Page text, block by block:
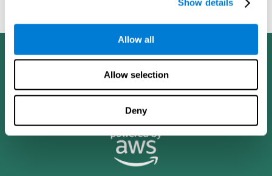
Show details
Allow all
Allow selection
Deny
Working Memory and Executive Function - PLoS ONE July 03,